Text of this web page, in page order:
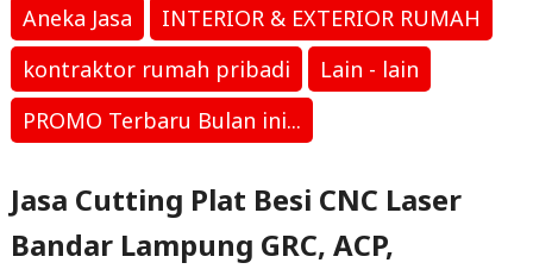
Aneka Jasa
INTERIOR & EXTERIOR RUMAH
kontraktor rumah pribadi
Lain - lain
PROMO Terbaru Bulan ini...
Jasa Cutting Plat Besi CNC Laser
Bandar Lampung GRC, ACP,